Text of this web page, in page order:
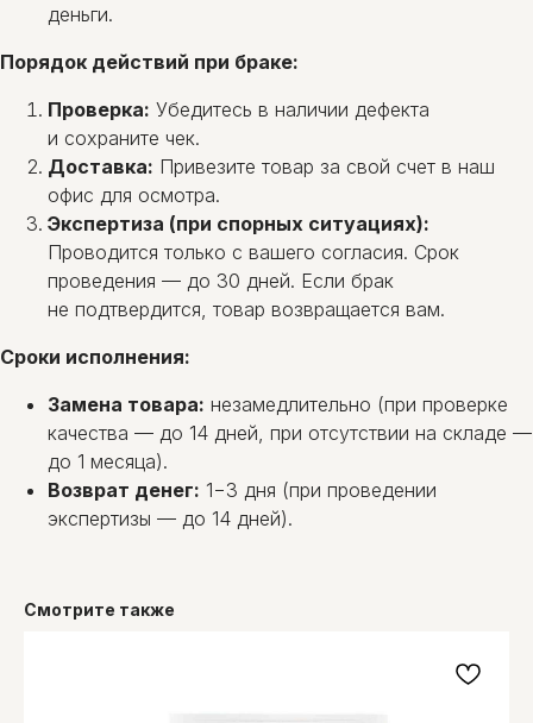
деньги.
Порядок действий при браке:
Проверка: Убедитесь в наличии дефекта
и сохраните чек.
Доставка: Привезите товар за свой счет в наш
офис для осмотра.
Экспертиза (при спорных ситуациях):
Проводится только с вашего согласия. Срок
проведения — до 30 дней. Если брак
не подтвердится, товар возвращается вам.
Сроки исполнения:
Замена товара: незамедлительно (при проверке
качества — до 14 дней, при отсутствии на складе —
до 1 месяца).
Возврат денег: 1−3 дня (при проведении
экспертизы — до 14 дней).
Смотрите также